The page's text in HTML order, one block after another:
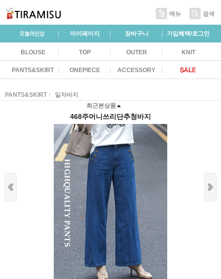
메뉴 검색
마이페이지 장바구니 가입혜택/로그인
BLOUSE TOP OUTER KNIT
PANTS&SKIRT ONEPIECE ACCESSORY
PANTS&SKIRT
일자바지
최근본상품
468주머니쓰리단추청바지